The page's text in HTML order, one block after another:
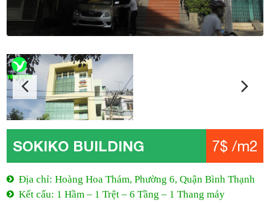
SOKIKO BUILDING 7$ /m2
Địa chỉ: Hoàng Hoa Thám, Phường 6, Quận Bình Thạnh
Kết cấu: 1 Hầm – 1 Trệt – 6 Tầng – 1 Thang máy